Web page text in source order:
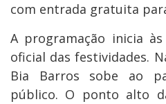
com entrada gratuita
A programação inicia
oficial das festividades.
Bia Barros sobe ao
público. O ponto alto